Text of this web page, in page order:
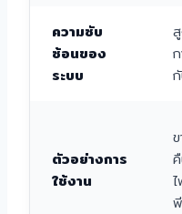
ความซับ
ซ้อนของ
ระบบ
ตัวอย่างการ
ใช้งาน